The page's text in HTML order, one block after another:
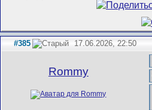
#385 17.06.2026, 22:50
Rommy